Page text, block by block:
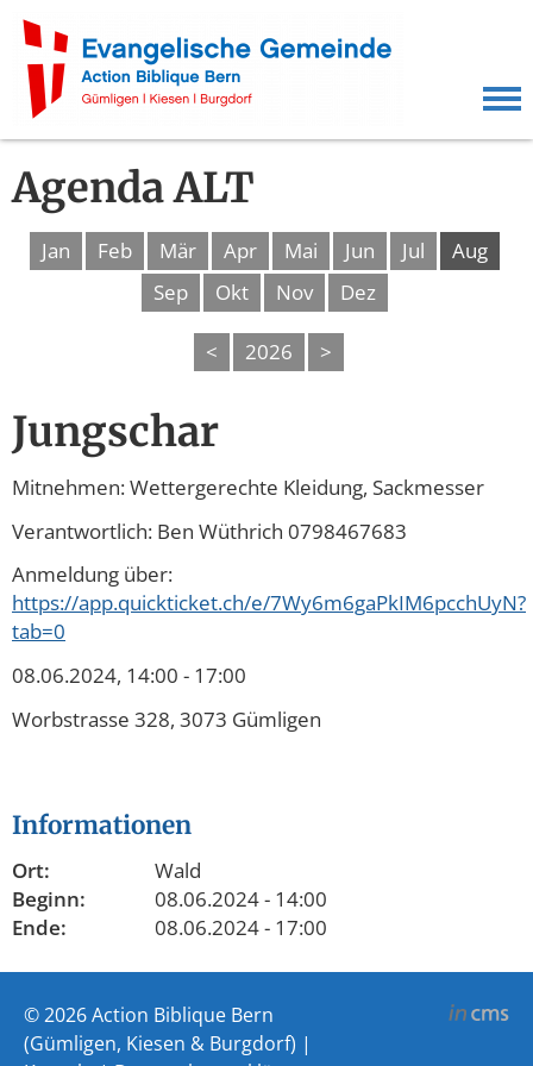
Agenda ALT
Jan Feb Mär Apr Mai Jun Jul
Aug
Sep
Okt Nov Dez
< 2026 >
Jungschar
Mitnehmen: Wettergerechte Kleidung, Sackmesser
Verantwortlich: Ben Wüthrich 0798467683
Anmeldung über:
https://app.quickticket.ch/e/7Wy6m6gaPkIM6pcchUyN?
tab=0
08.06.2024, 14:00 - 17:00
Worbstrasse 328, 3073 Gümligen
Informationen
Ort:
Wald
Beginn:
08.06.2024 - 14:00
Ende:
08.06.2024 - 17:00
© 2026 Action Biblique Bern
(Gümligen, Kiesen & Burgdorf) |